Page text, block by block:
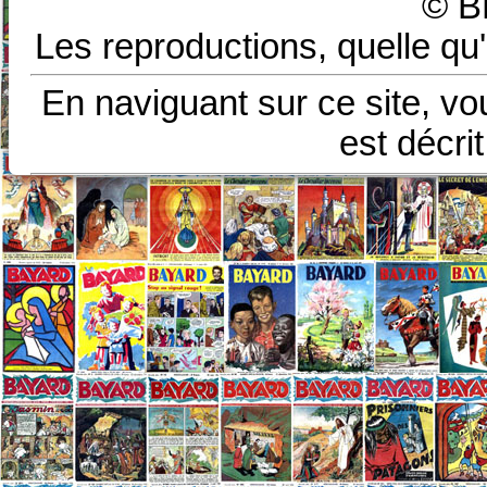
Les reproductions, quelle
En naviguant sur ce site,
est